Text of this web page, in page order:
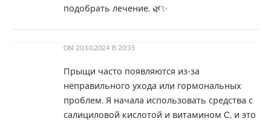
подобрать лечение. 🌿✨
ON 20.10.2024 В 20:35
Прыщи часто появляются из-за
неправильного ухода или гормональных
проблем. Я начала использовать средства с
салициловой кислотой и витамином C, и это